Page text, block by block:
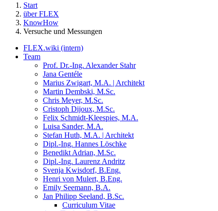
Start
über FLEX
KnowHow
Versuche und Messungen
FLEX.wiki (intern)
Team
Prof. Dr.-Ing. Alexander Stahr
Jana Gentéle
Marius Zwigart, M.A. | Architekt
Martin Dembski, M.Sc.
Chris Meyer, M.Sc.
Cristoph Dijoux, M.Sc.
Felix Schmidt-Kleespies, M.A.
Luisa Sander, M.A.
Stefan Huth, M.A. | Architekt
Dipl.-Ing. Hannes Löschke
Benedikt Adrian, M.Sc.
Dipl.-Ing. Laurenz Andritz
Svenja Kwisdorf, B.Eng.
Henri von Mulert, B.Eng.
Emily Seemann, B.A.
Jan Philipp Seeland, B.Sc.
Curriculum Vitae